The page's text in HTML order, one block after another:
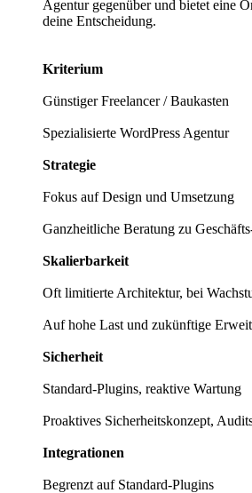
Agentur gegenüber und bietet eine
deine Entscheidung.
Kriterium
Günstiger Freelancer / Baukasten
Spezialisierte WordPress Agentur
Strategie
Fokus auf Design und Umsetzung
Ganzheitliche Beratung zu
Skalierbarkeit
Oft limitierte Architektur, bei
Auf hohe Last und zukünftige
Sicherheit
Standard-Plugins, reaktive Wartung
Proaktives Sicherheitskonzept,
Integrationen
Begrenzt auf Standard-Plugins